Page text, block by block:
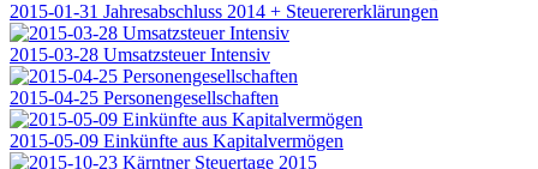
2015-01-31 Jahresabschluss 2014 + Steuerererklärungen
2015-03-28 Umsatzsteuer Intensiv
2015-04-25 Personengesellschaften
2015-05-09 Einkünfte aus Kapitalvermögen